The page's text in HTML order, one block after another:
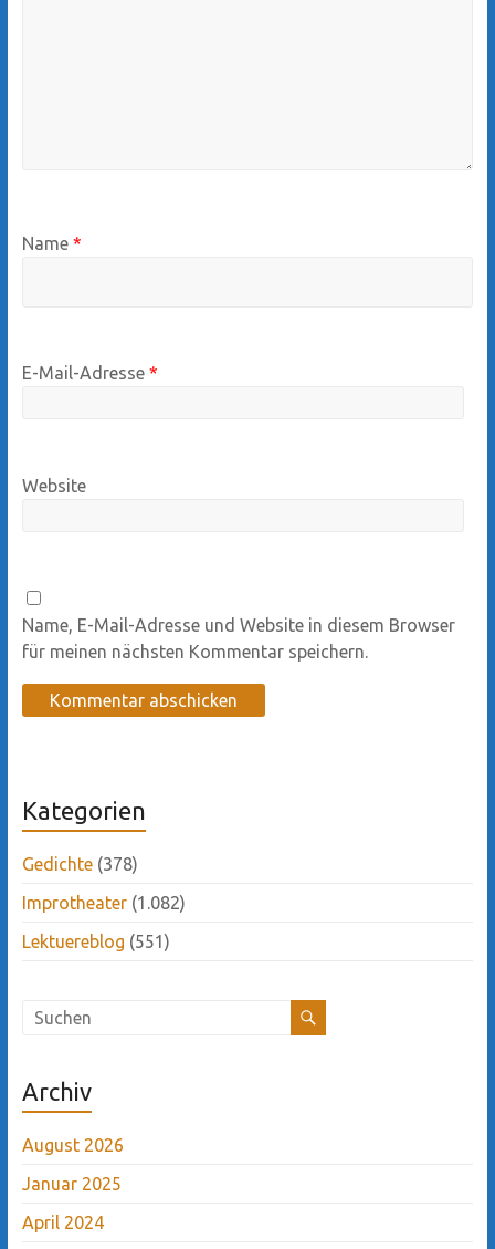
Name *
E-Mail-Adresse *
Website
Name, E-Mail-Adresse und Website in diesem Browser
für meinen nächsten Kommentar speichern.
Kategorien
Gedichte(378)
Improtheater(1.082)
Lektuereblog (551)
Archiv
August 2026
Januar 2025
April 2024